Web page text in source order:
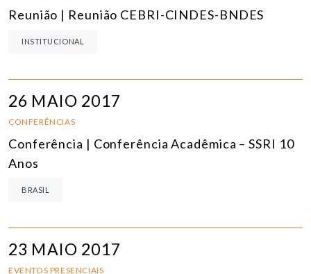
Reunião | Reunião CEBRI-CINDES-BNDES
INSTITUCIONAL
26 MAIO 2017
CONFERÊNCIAS
Conferência | Conferência Acadêmica – SSRI 10
Anos
BRASIL
23 MAIO 2017
EVENTOS PRESENCIAIS